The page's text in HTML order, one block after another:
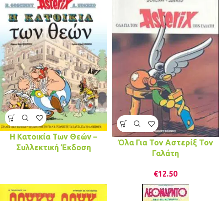
Η Κατοικία Των Θεών –
Συλλεκτική Έκδοση
Όλα Για Τον Αστερίξ Τον
Γαλάτη
€12.50